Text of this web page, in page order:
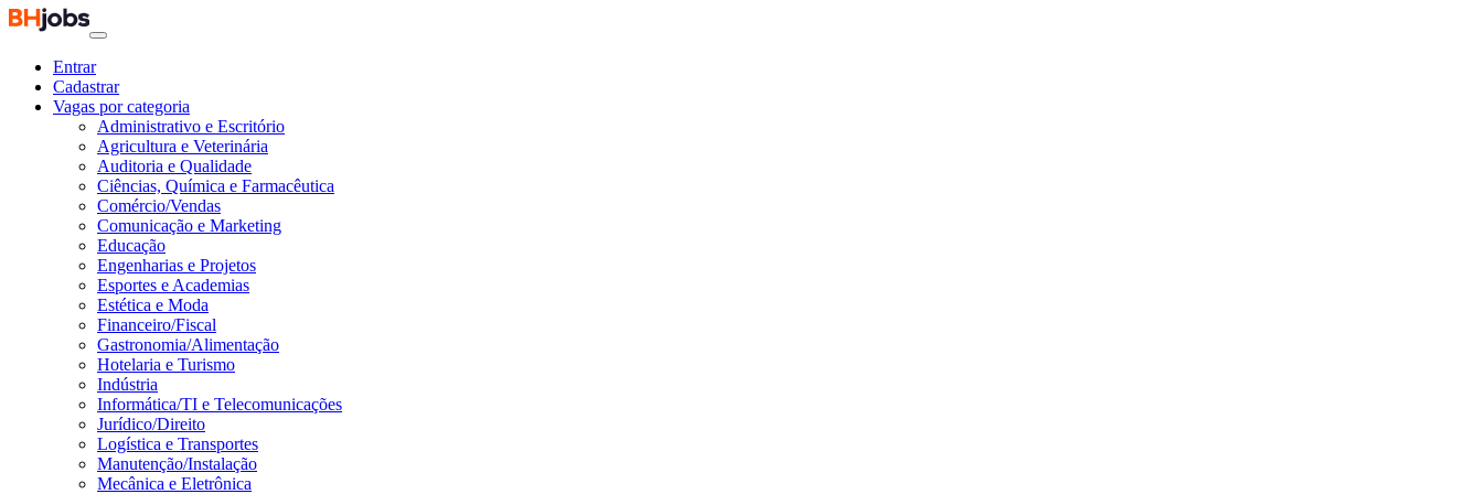
Entrar
Cadastrar
Vagas por categoria
Administrativo e Escritório
Agricultura e Veterinária
Auditoria e Qualidade
Ciências, Química e Farmacêutica
Comércio/Vendas
Comunicação e Marketing
Educação
Engenharias e Projetos
Esportes e Academias
Estética e Moda
Financeiro/Fiscal
Gastronomia/Alimentação
Hotelaria e Turismo
Indústria
Informática/TI e Telecomunicações
Jurídico/Direito
Logística e Transportes
Manutenção/Instalação
Mecânica e Eletrônica